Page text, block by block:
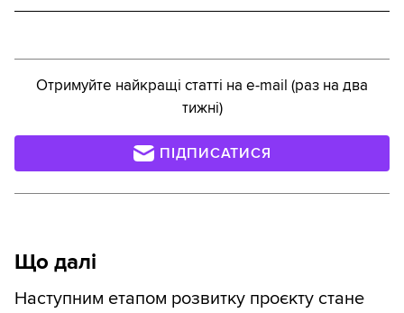
Отримуйте найкращі статті на e-mail (раз на два
тижні)
ПІДПИСАТИСЯ
Що далі
Наступним етапом розвитку проєкту стане